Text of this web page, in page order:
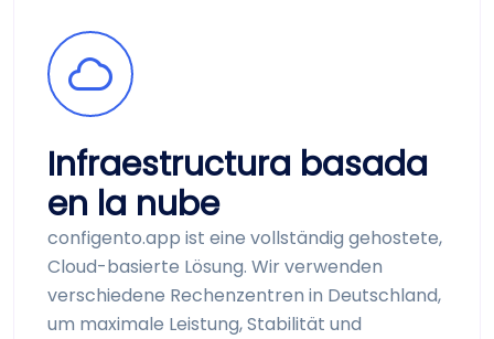
Infraestructura basada
en la nube
configento.app ist eine vollständig gehostete,
Cloud-basierte Lösung. Wir verwenden
verschiedene Rechen­zentren in Deutschland,
um maximale Leistung, Stabilität und